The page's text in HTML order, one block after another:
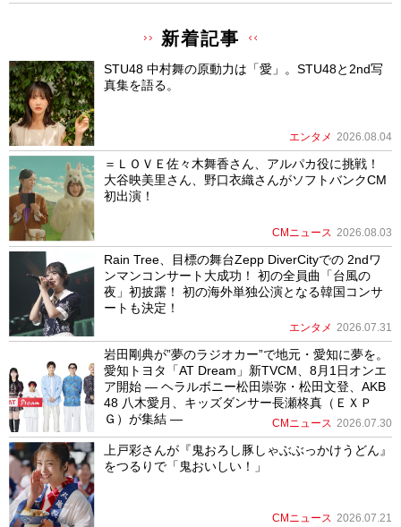
新着記事
STU48 中村舞の原動力は「愛」。STU48と2nd写
真集を語る。
エンタメ 2026.08.04
＝ＬＯＶＥ佐々木舞香さん、アルパカ役に挑戦！
大谷映美里さん、野口衣織さんがソフトバンクCM
初出演！
CMニュース 2026.08.03
Rain Tree、目標の舞台Zepp DiverCityでの 2ndワ
ンマンコンサート大成功！ 初の全員曲「台風の
夜」初披露！ 初の海外単独公演となる韓国コンサ
ートも決定！
エンタメ 2026.07.31
岩田剛典が”夢のラジオカー”で地元・愛知に夢を。
愛知トヨタ「AT Dream」新TVCM、8月1日オンエ
ア開始 ― ヘラルボニー松田崇弥・松田文登、AKB
48 八木愛月、キッズダンサー長瀬柊真（ＥＸＰ
Ｇ）が集結 ―
CMニュース 2026.07.30
上戸彩さんが『鬼おろし豚しゃぶぶっかけうどん』
をつるりで「鬼おいしい！」
CMニュース 2026.07.21